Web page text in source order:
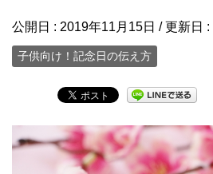
公開日 : 2019年11月15日 / 更新日 :
子供向け！記念日の伝え方